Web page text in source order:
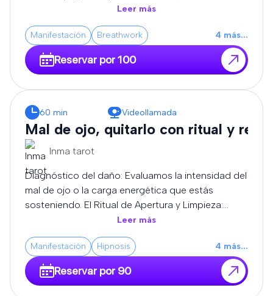
métodos estandarizados, Alex trabaja desde la
canalización pura y la transmutación de alta
frecuencia, adaptando cada sesión a la carga
exacta que sostiene tu campo áurico.
Leer más
Manifestación Breathwork 4 más...
Reservar por 100
60 min Videollamada
Mal de ojo, quitarlo con ritual y
Inma tarot
Diagnóstico del daño: Evaluamos la intensidad del
mal de ojo o la carga energética que estás
sosteniendo. El Ritual de Apertura y Limpieza:
Utilizamos elementos consagrados (como velas,
aceites y resinas sagradas) para absorber y
neutralizar las frecuencias bajas que te rodean.
Rezos de Corte y Liberación: Recitamos oraciones
y decretos ancestrales de protección para
Leer más
Manifestación Hipnosis 4 más...
Reservar por 90